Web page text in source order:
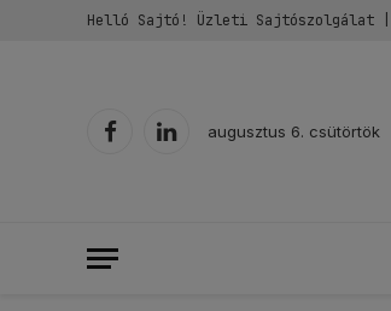
Helló Sajtó! Üzleti Sajtószolgálat |
FacebookLinkedIn
augusztus 6. csütörtök